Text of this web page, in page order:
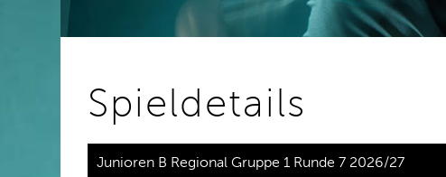
Spieldetails
Junioren B Regional Gruppe 1 Runde 7 2026/27